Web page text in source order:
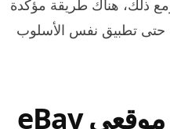
ذلك، هناك طريقة مؤكدة
حتى تطبيق نفس الأسلوب
كيفية إلغاء حظر حسابات البائعين على موقعي eBay